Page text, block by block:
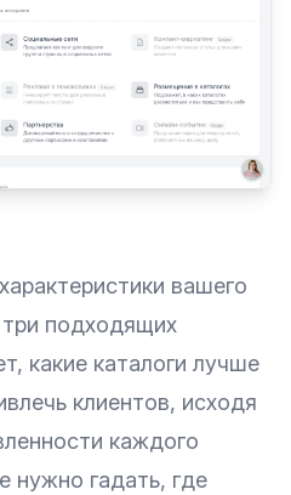
вашего
три подходящих
какие каталоги лучше
клиентов, исходя
каждого
нужно гадать, где